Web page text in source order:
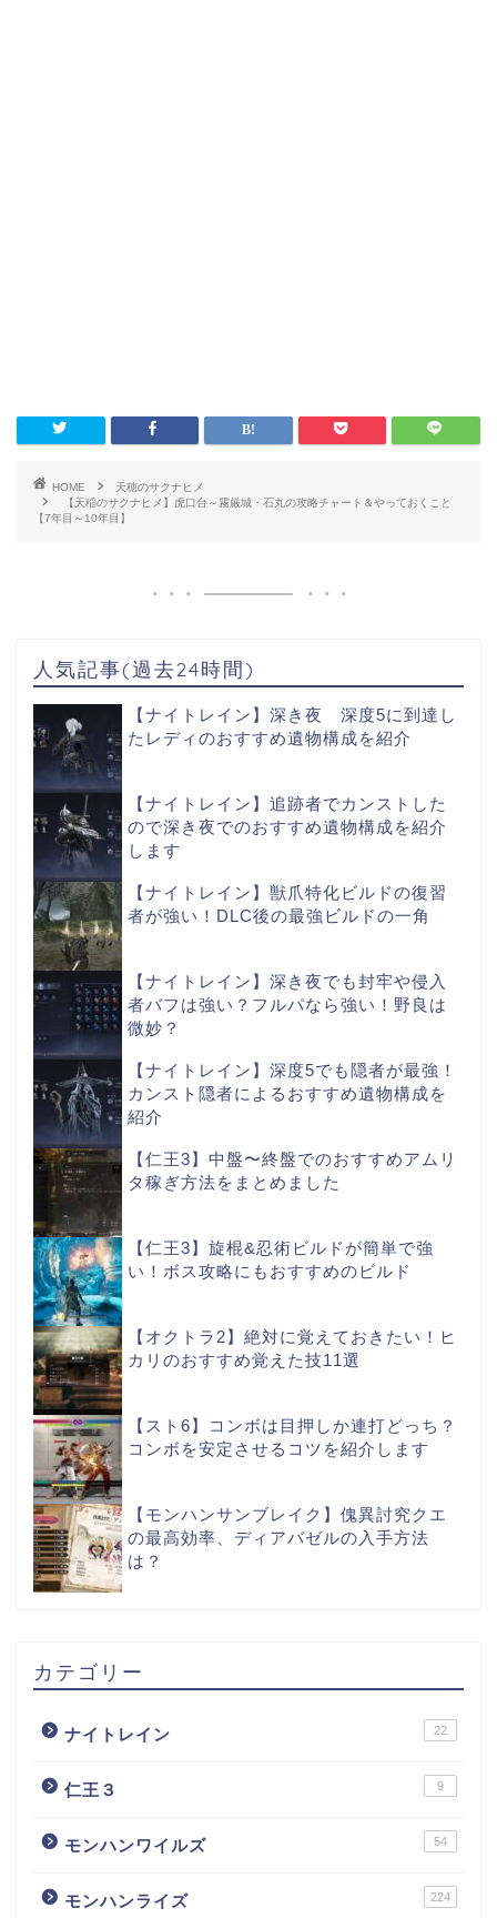
HOME
天穂のサクナヒメ
【天稲のサクナヒメ】虎口台～霧厳城・石丸の攻略チャート＆やっておくこと
【7年目～10年目】
人気記事(過去24時間)
【ナイトレイン】深き夜 深度5に到達し
たレディのおすすめ遺物構成を紹介
【ナイトレイン】追跡者でカンストした
ので深き夜でのおすすめ遺物構成を紹介
します
【ナイトレイン】獣爪特化ビルドの復習
者が強い！DLC後の最強ビルドの一角
【ナイトレイン】深き夜でも封牢や侵入
者バフは強い？フルパなら強い！野良は
微妙？
【ナイトレイン】深度5でも隠者が最強！
カンスト隠者によるおすすめ遺物構成を
紹介
【仁王3】中盤〜終盤でのおすすめアムリ
タ稼ぎ方法をまとめました
【仁王3】旋棍&忍術ビルドが簡単で強
い！ボス攻略にもおすすめのビルド
【オクトラ2】絶対に覚えておきたい！ヒ
カリのおすすめ覚えた技11選
【スト6】コンボは目押しか連打どっち？
コンボを安定させるコツを紹介します
【モンハンサンブレイク】傀異討究クエ
の最高効率、ディアバゼルの入手方法
は？
カテゴリー
ナイトレイン 22
仁王３ 9
モンハンワイルズ 54
モンハンライズ 224